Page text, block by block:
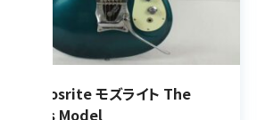
ギター Gibson ギブソン J-15